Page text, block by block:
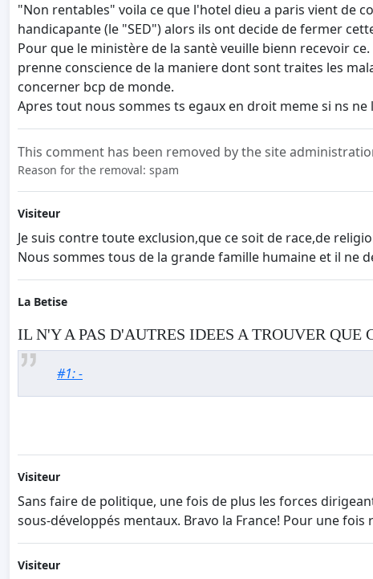
"Non rentables" voila ce que l'hotel dieu a paris vient de
handicapante (le "SED") alors ils ont decide de fermer
Pour que le ministère de la santè veuille bienn recevoir
prenne conscience de la maniere dont sont traites les
concerner bcp de monde.
Apres tout nous sommes ts egaux en droit meme si ns ne
This comment has been removed by the site
Reason for the removal: spam
Visiteur
Je suis contre toute exclusion,que ce soit de race,de
Nous sommes tous de la grande famille humaine et il ne
La Betise
IL N'Y A PAS D'AUTRES IDEES A TROUVER QUE
#1: -
Visiteur
Sans faire de politique, une fois de plus les forces
sous-développés mentaux. Bravo la France! Pour une
Visiteur